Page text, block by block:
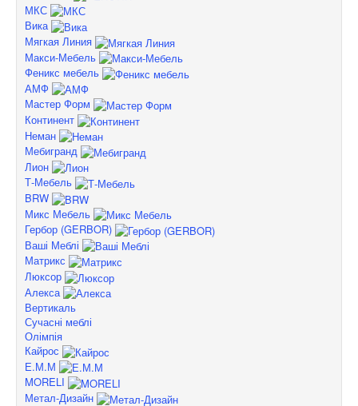
МКС
Вика
Мягкая Линия
Макси-Мебель
Феникс мебель
АМФ
Мастер Форм
Континент
Неман
Мебигранд
Лион
Т-Мебель
BRW
Микс Мебель
Гербор (GERBOR)
Ваші Меблі
Матрикс
Люксор
Алекса
Вертикаль
Сучасні меблі
Олімпія
Кайрос
Е.М.М
MORELI
Метал-Дизайн